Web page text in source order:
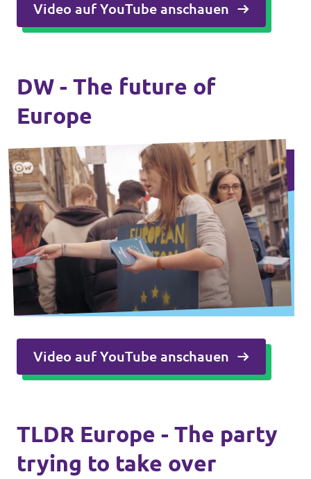
Video auf YouTube anschauen
DW - The future of
Europe
Video auf YouTube anschauen
TLDR Europe - The party
trying to take over